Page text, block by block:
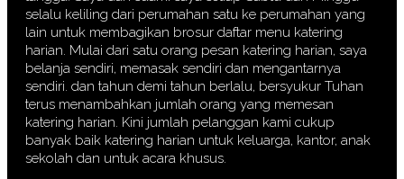
selalu keliling dari perumahan satu ke perumahan yang
lain untuk membagikan brosur daftar menu katering
harian. Mulai dari satu orang pesan katering harian, saya
belanja sendiri, memasak sendiri dan mengantarnya
sendiri. dan tahun demi tahun berlalu, bersyukur Tuhan
terus menambahkan jumlah orang yang memesan
katering harian. Kini jumlah pelanggan kami cukup
banyak baik katering harian untuk keluarga, kantor, anak
sekolah dan untuk acara khusus.